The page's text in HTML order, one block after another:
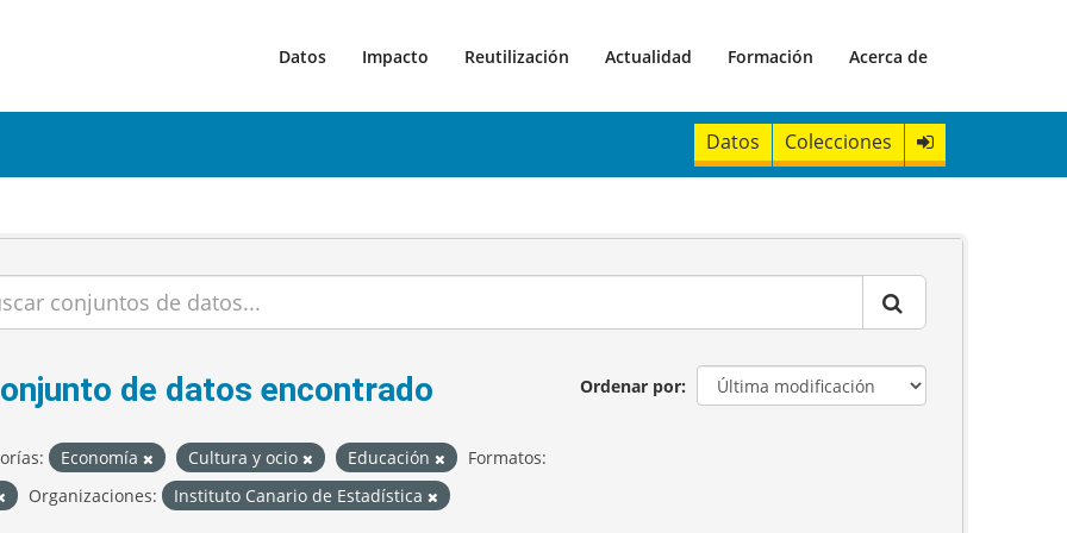
Datos Impacto Reutilización Actualidad Formación Acerca de
Datos Colecciones
Ordenar por
de datos encontrado
Economía Cultura y ocio Educación
Formatos:
Organizaciones: Instituto Canario de Estadística